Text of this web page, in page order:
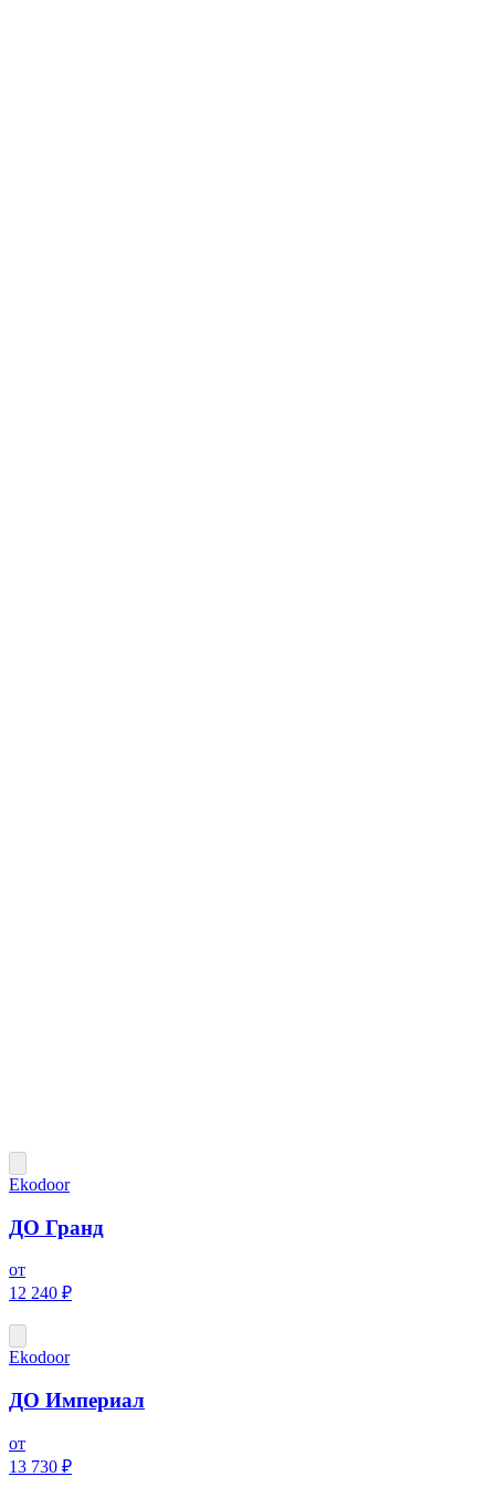
Ekodoor
ДО Гранд
от
12 240 ₽
Ekodoor
ДО Империал
от
13 730 ₽